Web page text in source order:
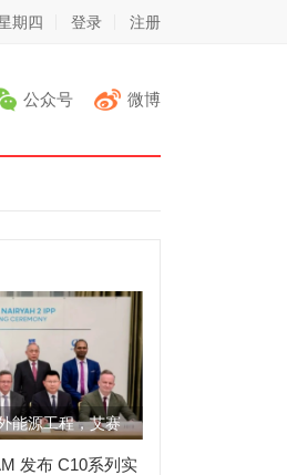
期四 登录 注册
公众号 微博
能源工程，艾赛
鲁玛2...
发布 C10系列实